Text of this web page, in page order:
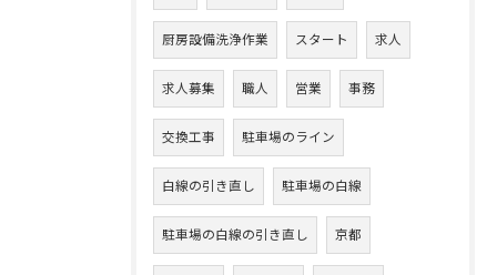
厨房設備洗浄作業 スタート 求人
求人募集 職人 営業 事務
交換工事 駐車場のライン
白線の引き直し 駐車場の白線
駐車場の白線の引き直し 京都